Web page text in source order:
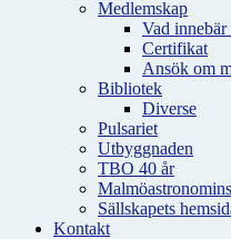
Medlemskap
Vad innebär
Certifikat
Ansök om
Bibliotek
Diverse
Pulsariet
Utbyggnaden
TBO 40 år
Sällskapets
Kontakt